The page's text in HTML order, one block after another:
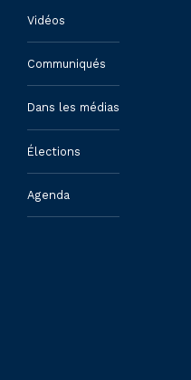
Vidéos
Communiqués
Dans les médias
Élections
Agenda